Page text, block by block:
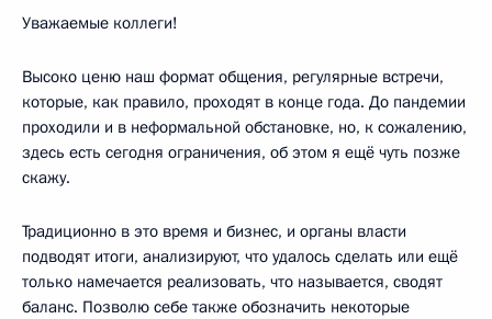
Уважаемые коллеги!
Высоко ценю наш формат общения, регулярные встречи,
которые, как правило, проходят в конце года. До пандемии
проходили и в неформальной обстановке, но, к сожалению,
здесь есть сегодня ограничения, об этом я ещё чуть позже
скажу.
Традиционно в это время и бизнес, и органы власти
подводят итоги, анализируют, что удалось сделать или ещё
только намечается реализовать, что называется, сводят
баланс. Позволю себе также обозначить некоторые